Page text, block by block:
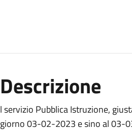
Descrizione
l servizio Pubblica Istruzione,
giorno 03-02-2023 e sino al 03-